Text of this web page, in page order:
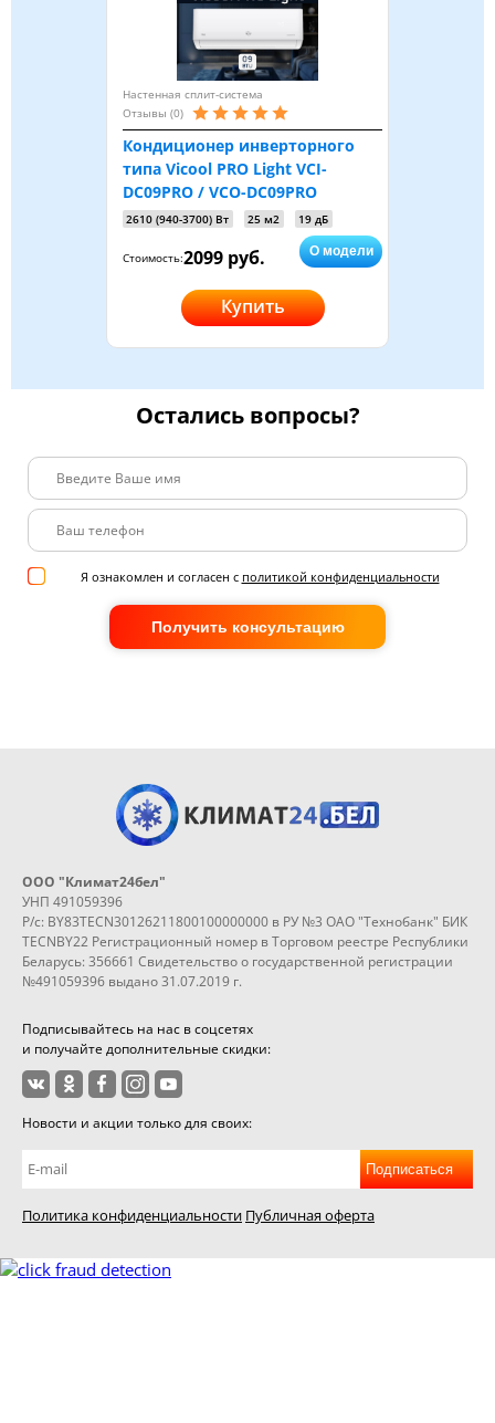
Настенная сплит-система
Отзывы (0)
Кондиционер инверторного
типа Vicool PRO Light VCI-
DC09PRO / VCO-DC09PRO
2610 (940-3700) Вт 25 м2 19 дБ
Стоимость:2099 руб. О модели
Купить
Остались вопросы?
Я ознакомлен и согласен с политикой конфиденциальности
Получить консультацию
ООО "Климат24бел"
УНП 491059396
Р/с: BY83TECN30126211800100000000 в РУ №3 ОАО "Технобанк" БИК
TECNBY22 Регистрационный номер в Торговом реестре Республики
Беларусь: 356661 Свидетельство о государственной регистрации
№491059396 выдано 31.07.2019 г.
Подписывайтесь на нас в соцсетях
и получайте дополнительные скидки:
Новости и акции только для своих:
Подписаться
Политика конфиденциальности Публичная оферта